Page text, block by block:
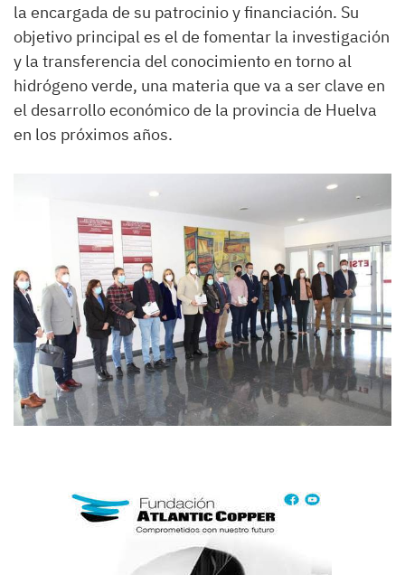
la encargada de su patrocinio y financiación. Su
objetivo principal es el de fomentar la investigación
y la transferencia del conocimiento en torno al
hidrógeno verde, una materia que va a ser clave en
el desarrollo económico de la provincia de Huelva
en los próximos años.